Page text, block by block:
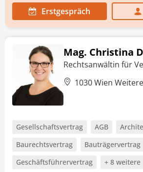
Erstgespräch
Mag. Christina
Rechtsanwältin für
1030 Wien
Gesellschaftsvertrag AGB
Baurechtsvertrag
Bauträgervertrag
Geschäftsführervertrag
+ 8 weitere